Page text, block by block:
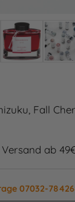
Fall
ab
07032-